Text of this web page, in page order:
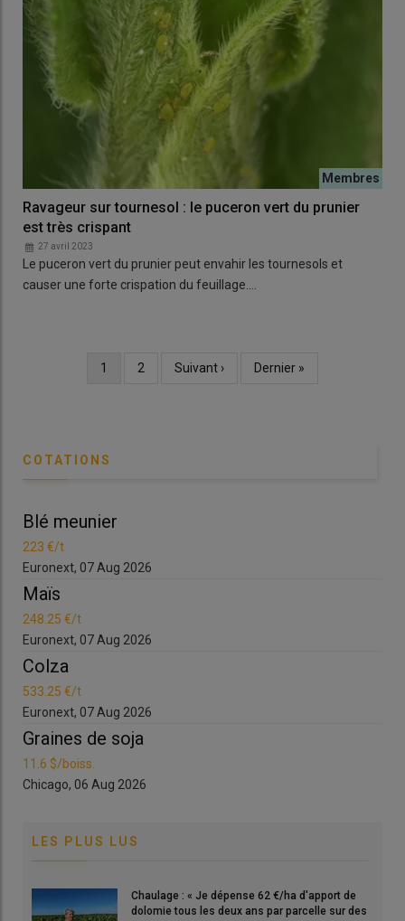
Ravageur sur tournesol : le puceron vert du prunier
est très crispant
27 avril 2023
Le puceron vert du prunier peut envahir les tournesols et
causer une forte crispation du feuillage.…
Page
1 Page
2
Page
Suivant ›
Dernière
Dernier »
COTATIONS
Blé meunier
223 €/t
Euronext, 07 Aug 2026
Maïs
248.25 €/t
Euronext, 07 Aug 2026
Colza
533.25 €/t
Euronext, 07 Aug 2026
Graines de soja
11.6 $/boiss.
Chicago, 06 Aug 2026
LES PLUS LUS
Chaulage : « Je dépense 62 €/ha d'apport de
dolomie tous les deux ans par parcelle sur des